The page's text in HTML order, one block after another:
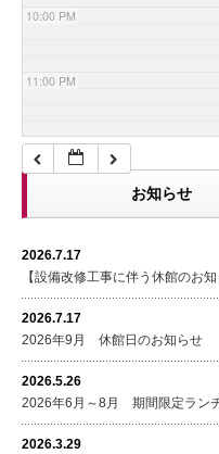
10:00 PM
11:00 PM
お知らせ
2026.7.17
【設備改修工事に伴う休館
2026.7.17
2026年9月 休館日のお知らせ
2026.5.26
2026年6月～8月 期間限定ラン
2026.3.29